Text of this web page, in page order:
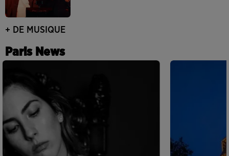
+ DE MUSIQUE
Paris News